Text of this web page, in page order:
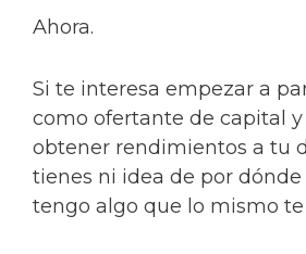
Ahora.
Si te interesa empezar a
como ofertante de capital
obtener rendimientos a tu
tienes ni idea de por
tengo algo que lo mismo te